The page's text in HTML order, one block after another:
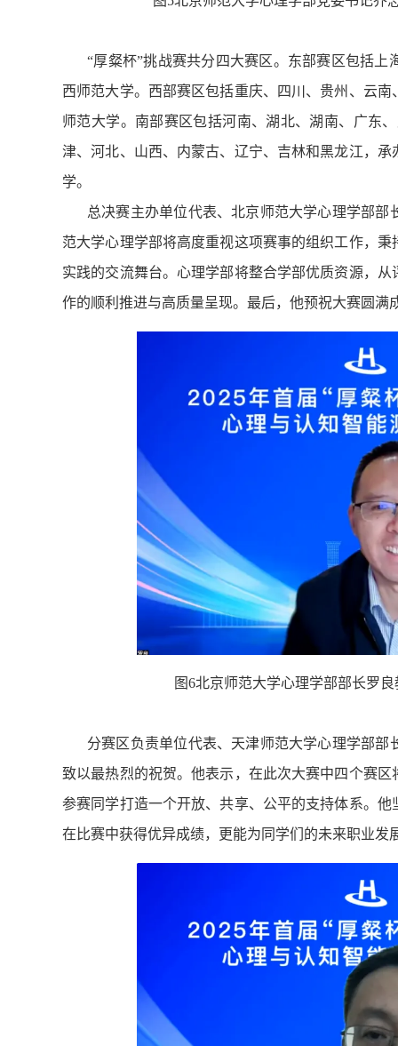
“厚粲杯”挑战赛共分四大赛区。东部赛区包括
西师范大学。西部赛区包括重庆、四川、贵州、云
师范大学。南部赛区包括河南、湖北、湖南、广东
津、河北、山西、内蒙古、辽宁、吉林和黑龙江，
学。
总决赛主办单位代表、北京师范大学心理学部
范大学心理学部将高度重视这项赛事的组织工作，
实践的交流舞台。心理学部将整合学部优质资源，
作的顺利推进与高质量呈现。最后，他预祝大赛圆满
图6北京师范大学心理学部部长罗
分赛区负责单位代表、天津师范大学心理学部
致以最热烈的祝贺。他表示，在此次大赛中四个赛
参赛同学打造一个开放、共享、公平的支持体系。
在比赛中获得优异成绩，更能为同学们的未来职业发